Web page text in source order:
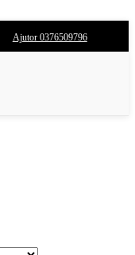
Ajutor 0376509796